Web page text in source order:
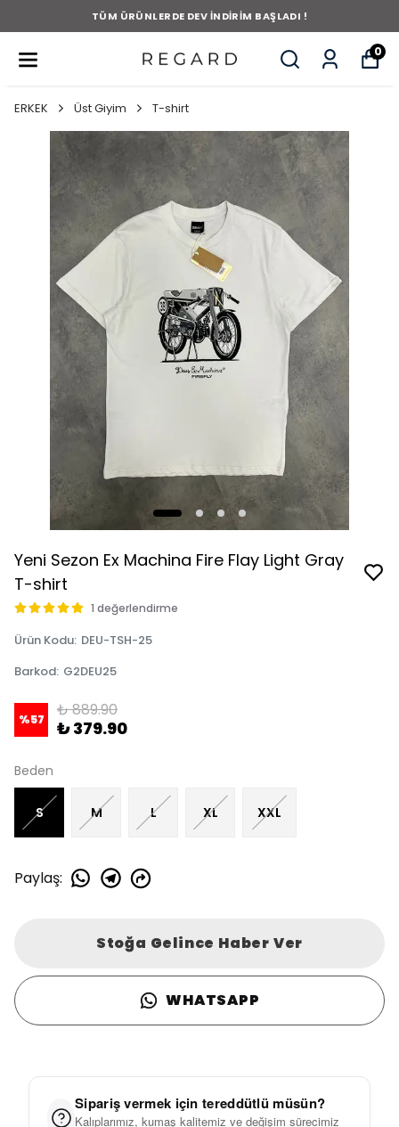
TÜM ÜRÜNLERDE DEV İNDİRİM BAŞLADI !
0
ERKEK Üst Giyim T-shirt
Yeni Sezon Ex Machina Fire Flay Light Gray
T-shirt
1 değerlendirme
Ürün Kodu: DEU-TSH-25
Barkod: G2DEU25
%57 ₺ 889.90
₺ 379.90
Beden
S M L XL XXL
Paylaş:
Stoğa Gelince Haber Ver
WHATSAPP
Sipariş vermek için tereddütlü müsün?
Kalıplarımız, kumaş kalitemiz ve değişim sürecimiz